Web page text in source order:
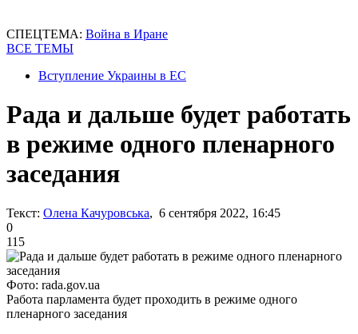
СПЕЦТЕМА: Война в Иране
ВСЕ ТЕМЫ
Вступление Украины в ЕС
Рада и дальше будет работать
в режиме одного пленарного
заседания
Текст: Олена Качуровська, 6 сентября 2022, 16:45
0
115
Фото: rada.gov.ua
Работа парламента будет проходить в режиме одного
пленарного заседания